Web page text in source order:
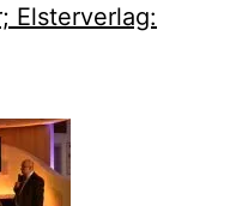
Elsterverlag: